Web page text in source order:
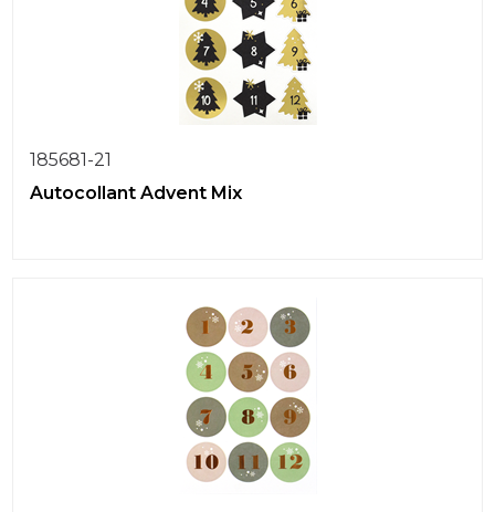
185681-21
Autocollant Advent Mix